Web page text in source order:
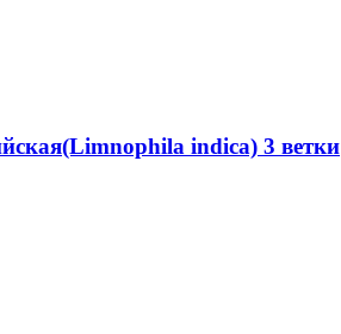
indica) 3 ветки